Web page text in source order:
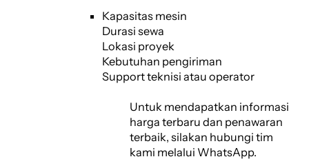
Kapasitas mesin
Durasi sewa
Lokasi proyek
Kebutuhan pengiriman
Support teknisi atau operator
Untuk mendapatkan informasi
harga terbaru dan penawaran
terbaik, silakan hubungi tim
kami melalui WhatsApp.